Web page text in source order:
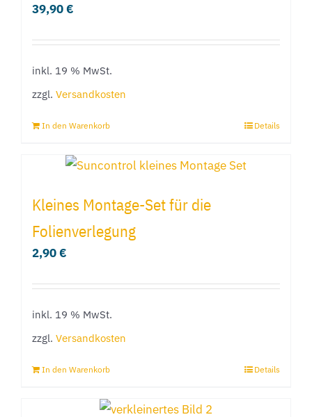
der
39,90€
inkl. 19 % MwSt.
zzgl. Versandkosten
In den Warenkorb Details
Kleines Montage-Set für die
Folienverlegung
2,90€
inkl. 19 % MwSt.
zzgl. Versandkosten
In den Warenkorb Details